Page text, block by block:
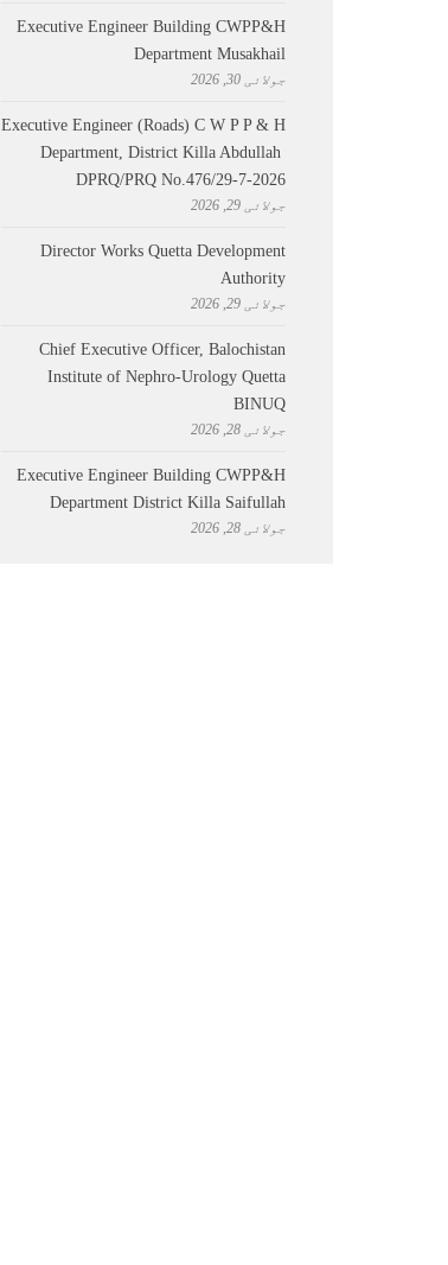
Executive Engineer Building CWPP&H
Department Musakhail
جولائی 30, 2026
Executive Engineer (Roads) C W P P & H
Department, District Killa Abdullah ​
DPRQ/PRQ No.476/29-7-2026
جولائی 29, 2026
Director Works Quetta Development
Authority
جولائی 29, 2026
Chief Executive Officer, Balochistan
Institute of Nephro-Urology Quetta
BINUQ
جولائی 28, 2026
Executive Engineer Building CWPP&H
Department District Killa Saifullah
جولائی 28, 2026